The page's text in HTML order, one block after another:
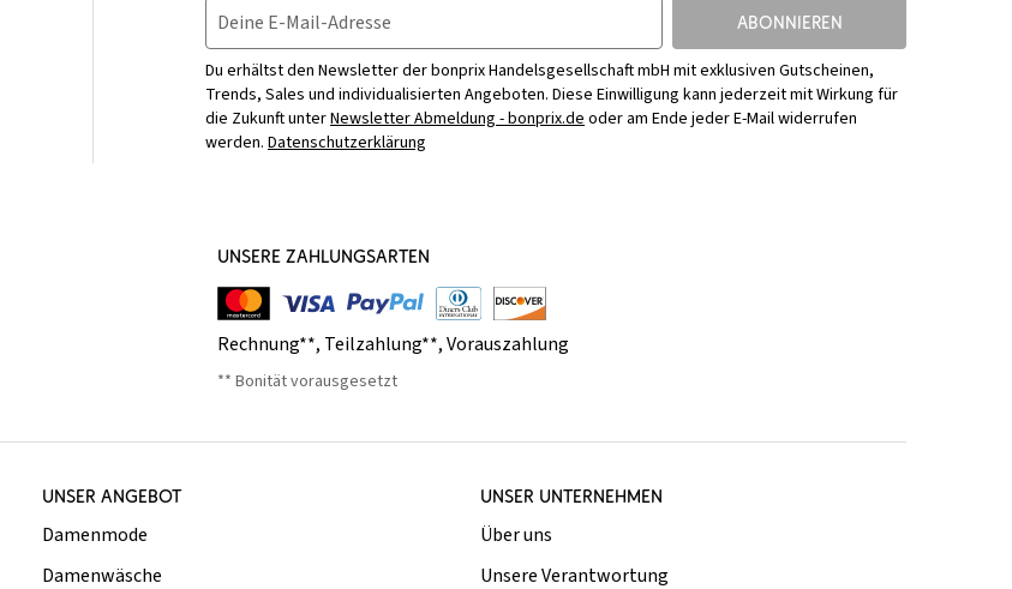
Deine E-Mail-Adresse ABONNIEREN
Du erhältst den Newsletter der bonprix Handelsgesellschaft mbH mit exklusiven Gutscheinen,
Trends, Sales und individualisierten Angeboten. Diese Einwilligung kann jederzeit mit Wirkung für
die Zukunft unterNewsletter Abmeldung - bonprix.deoder am Ende jeder E-Mail widerrufen
werden. Datenschutzerklärung
UNSERE ZAHLUNGSARTEN
Rechnung**, Teilzahlung**,Vorauszahlung
** Bonität vorausgesetzt
UNSER ANGEBOT
Damenmode
Damenwäsche
UNSER UNTERNEHMEN
Über uns
Unsere Verantwortung